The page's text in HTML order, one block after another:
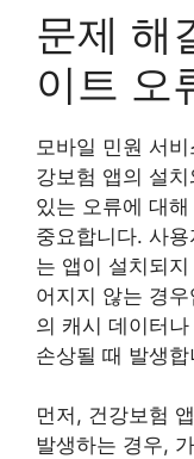
문제 해
이트 오
모바일 민원 서
강보험 앱의 설
있는 오류에 대
중요합니다. 사
는 앱이 설치되
어지지 않는 경
의 캐시 데이터
손상될 때 발생합
먼저, 건강보험
발생하는 경우,